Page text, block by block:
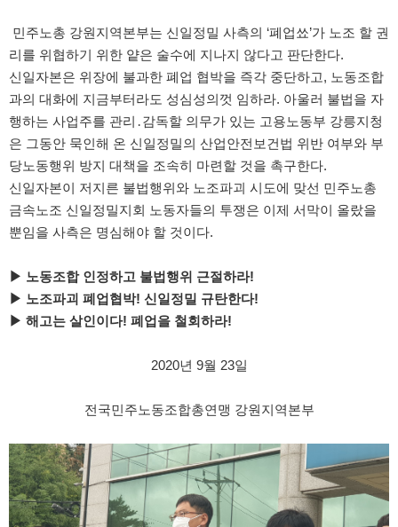
민주노총 강원지역본부는 신일정밀 사측의 ‘폐업쑈’가 노조 할 권
리를 위협하기 위한 얕은 술수에 지나지 않다고 판단한다.
신일자본은 위장에 불과한 폐업 협박을 즉각 중단하고, 노동조합
과의 대화에 지금부터라도 성심성의껏 임하라. 아울러 불법을 자
행하는 사업주를 관리․감독할 의무가 있는 고용노동부 강릉지청
은 그동안 묵인해 온 신일정밀의 산업안전보건법 위반 여부와 부
당노동행위 방지 대책을 조속히 마련할 것을 촉구한다.
신일자본이 저지른 불법행위와 노조파괴 시도에 맞선 민주노총
금속노조 신일정밀지회 노동자들의 투쟁은 이제 서막이 올랐을
뿐임을 사측은 명심해야 할 것이다.
▶ 노동조합 인정하고 불법행위 근절하라!
▶ 노조파괴 폐업협박! 신일정밀 규탄한다!
▶ 해고는 살인이다! 폐업을 철회하라!
2020년 9월 23일
전국민주노동조합총연맹 강원지역본부